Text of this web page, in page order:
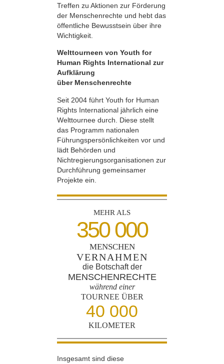
Treffen zu Aktionen zur Förderung
der Menschenrechte und hebt das
öffentliche Bewusstsein über ihre
Wichtigkeit.
Welttourneen von Youth for
Human Rights International zur
Aufklärung
über Menschenrechte
Seit 2004 führt Youth for Human
Rights International jährlich eine
Welttournee durch. Diese stellt
das Programm nationalen
Führungspersönlichkeiten vor und
lädt Behörden und
Nichtregierungsorganisationen zur
Durchführung gemeinsamer
Projekte ein.
MEHR ALS
350 000
MENSCHEN
VERNAHMEN
die Botschaft der
MENSCHENRECHTE
während einer
TOURNEE ÜBER
40 000
KILOMETER
Insgesamt sind diese